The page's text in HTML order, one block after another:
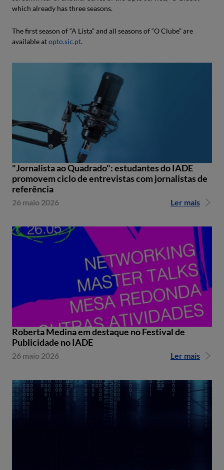
which already has three seasons.
The first season of “A Lista” and all seasons of “O Clube” are
available atopto.sic.pt.
"Jornalista ao Quadrado": estudantes do IADE
promovem ciclo de entrevistas com jornalistas de
referência
26 maio 2026 Ler mais
Roberta Medina em destaque no Festival de
Publicidade no IADE
26 maio 2026 Ler mais